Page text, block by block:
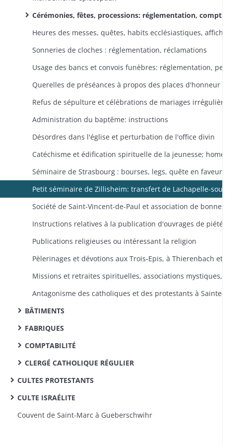
Cérémonies, fêtes, processions: réglementation, compte rendus, invitations
Sonneries de cloches : réglementation, réclamations
Administration du baptême: instructions
Désordres dans l'église et perturbation de l'office divin
Publications religieuses ou intéressant la religion
BÂTIMENTS
FABRIQUES
COMPTABILITÉ
CLERGÉ CATHOLIQUE RÉGULIER
CULTES PROTESTANTS
CULTE ISRAÉLITE
Couvent de Saint-Marc à Gueberschwihr